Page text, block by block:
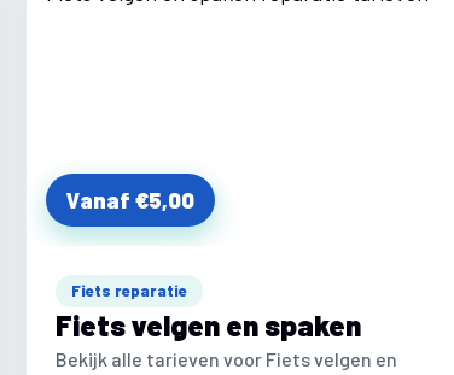
Vanaf €5,00
Fiets reparatie
Fiets velgen en spaken
Bekijk alle tarieven voor Fiets velgen en